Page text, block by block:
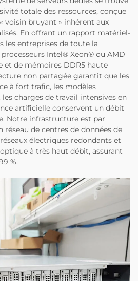
totale des ressources, conçue
voisin bruyant » inhérent aux
En offrant un rapport matériel-
les entreprises de toute la
Intel® Xeon® ou AMD
et de mémoires DDR5 haute
non partagée garantit que les
à fort trafic, les modèles
charges de travail intensives en
artificielle conservent un débit
Notre infrastructure est par
réseau de centres de données de
électriques redondants et
à très haut débit, assurant
%.